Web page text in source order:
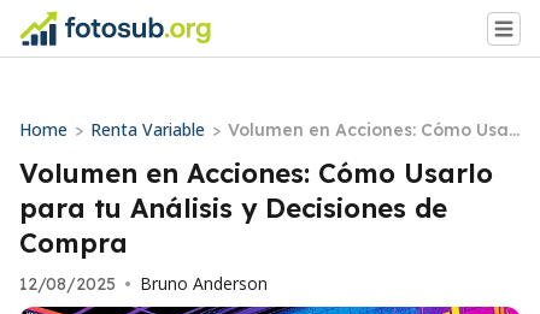
Home > Renta Variable > Volumen en Acciones: Cómo Usarl
o para tu Análisis y Decisiones de
Compra
Volumen en Acciones: Cómo Usarlo
para tu Análisis y Decisiones de
Compra
12/08/2025 • Bruno Anderson